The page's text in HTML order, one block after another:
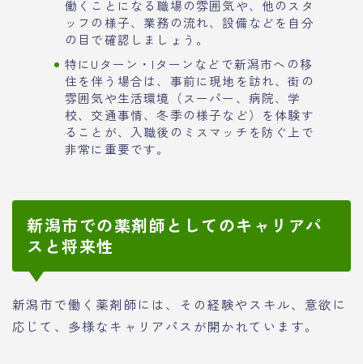
働くことになる職場の雰囲気や、他のスタ
ッフの様子、業務の流れ、設備などを自分
の目で確認しましょう。
特にUターン・Iターンなどで新潟市への移
住を伴う場合は、事前に現地を訪れ、街の
雰囲気や生活環境（スーパー、病院、学
校、交通事情、冬季の様子など）を体験す
ることが、入職後のミスマッチを防ぐ上で
非常に重要です。
新潟市での薬剤師としてのキャリアパ
スと将来性
新潟市で働く薬剤師には、その経験やスキル、意欲に
応じて、多様なキャリアパスが開かれています。